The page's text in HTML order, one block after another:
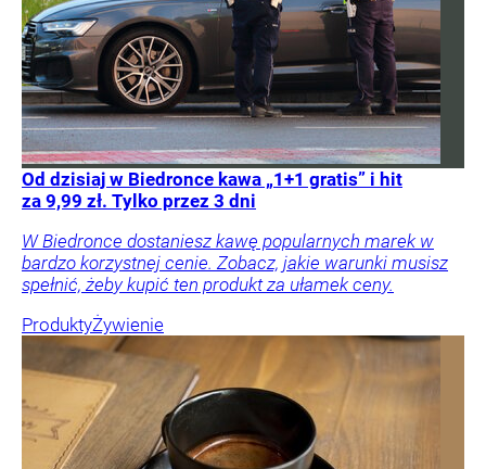
Od dzisiaj w Biedronce kawa „1+1 gratis” i hit
za 9,99 zł. Tylko przez 3 dni
W Biedronce dostaniesz kawę popularnych marek w
bardzo korzystnej cenie. Zobacz, jakie warunki musisz
spełnić, żeby kupić ten produkt za ułamek ceny.
ProduktyŻywienie